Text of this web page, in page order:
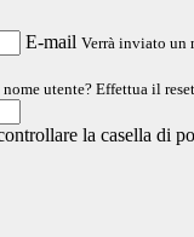
E-mail Verrà inviato un
utente? Effettua il
la casella di